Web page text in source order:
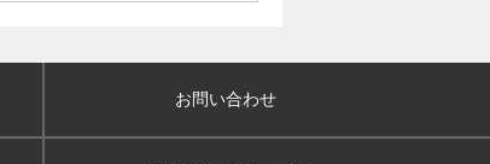
お問い合わせ